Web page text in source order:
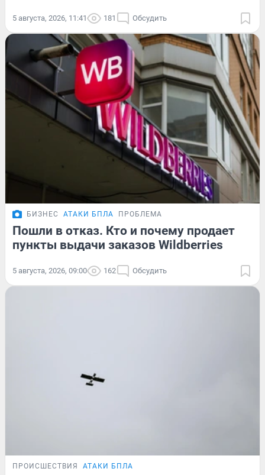
5 августа, 2026, 11:41 181 Обсудить
БИЗНЕС АТАКИ БПЛА ПРОБЛЕМА
Пошли в отказ. Кто и почему продает
пункты выдачи заказов Wildberries
5 августа, 2026, 09:00 162 Обсудить
ПРОИСШЕСТВИЯ АТАКИ БПЛА